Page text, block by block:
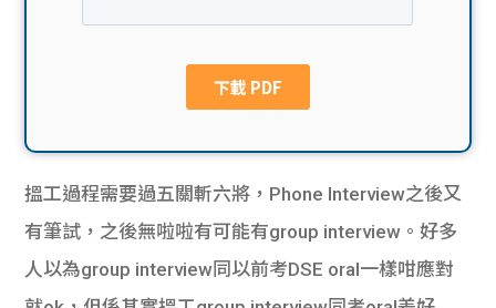
網上
私人
貸款
計數
校園
Gui
理財
Gui
搵工過程需要過五關斬六將，Phone Interview之後又
有筆試，之後無啦啦有可能有group interview。好多
人以為group interview同以前考DSE oral一樣咁應對